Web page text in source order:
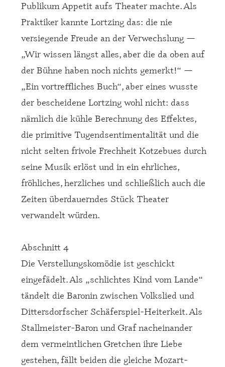
Publikum Appetit aufs Theater machte. Als
Praktiker kannte Lortzing das: die nie
versiegende Freude an der Verwechslung —
„Wir wissen längst alles, aber die da oben auf
der Bühne haben noch nichts gemerkt!“ —
„Ein vortreffliches Buch“, aber eines wusste
der bescheidene Lortzing wohl nicht: dass
nämlich die kühle Berechnung des Effektes,
die primitive Tugendsentimentalität und die
nicht selten frivole Frechheit Kotzebues durch
seine Musik erlöst und in ein ehrliches,
fröhliches, herzliches und schließlich auch die
Zeiten überdauerndes Stück Theater
verwandelt würden.
Abschnitt 4
Die Verstellungskomödie ist geschickt
eingefädelt. Als „schlichtes Kind vom Lande“
tändelt die Baronin zwischen Volkslied und
Dittersdorfscher Schäferspiel-Heiterkeit. Als
Stallmeister-Baron und Graf nacheinander
dem vermeintlichen Gretchen ihre Liebe
gestehen, fällt beiden die gleiche Mozart-